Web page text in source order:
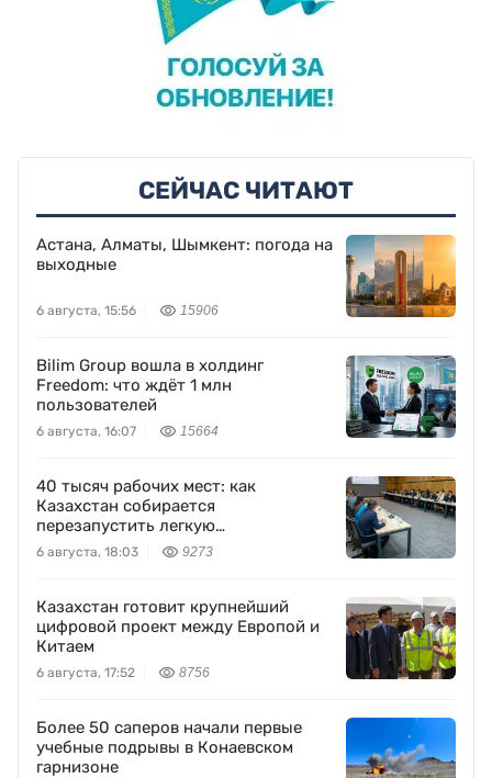
СЕЙЧАС ЧИТАЮТ
Астана, Алматы, Шымкент: погода на
выходные
6 августа, 15:56 15906
Bilim Group вошла в холдинг
Freedom: что ждёт 1 млн
пользователей
6 августа, 16:07 15664
40 тысяч рабочих мест: как
Казахстан собирается
перезапустить легкую
промышленность
6 августа, 18:03 9273
Казахстан готовит крупнейший
цифровой проект между Европой и
Китаем
6 августа, 17:52 8756
Более 50 саперов начали первые
учебные подрывы в Конаевском
гарнизоне